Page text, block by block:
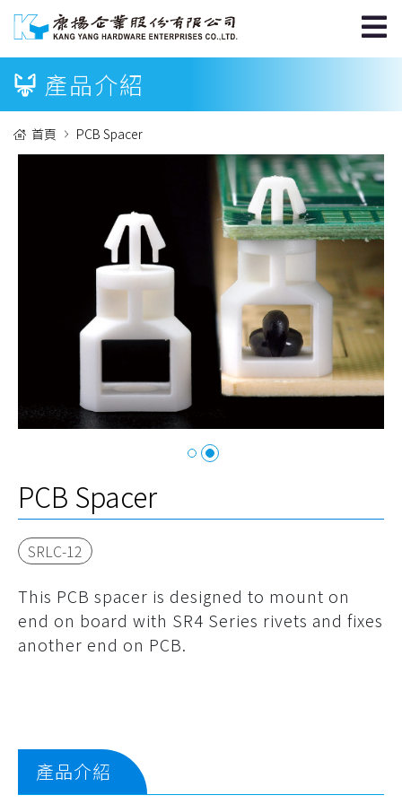
產品介紹
首頁 PCB Spacer
PCB Spacer
SRLC-12
This PCB spacer is designed to mount on
end on board with SR4 Series rivets and fixes
another end on PCB.
產品介紹